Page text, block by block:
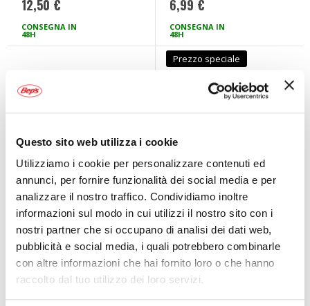
Questo sito web utilizza i cookie
Utilizziamo i cookie per personalizzare contenuti ed
annunci, per fornire funzionalità dei social media e per
analizzare il nostro traffico. Condividiamo inoltre
informazioni sul modo in cui utilizzi il nostro sito con i
nostri partner che si occupano di analisi dei dati web,
pubblicità e social media, i quali potrebbero combinarle
con altre informazioni che hai fornito loro o che hanno
raccolto dal tuo utilizzo dei loro servizi.
12,50 €
CONSEGNA IN
48H
6,99 €
CONSEGNA IN
48H
Ganci cofano
Abarth Look -
LAMPA
LAMPA
11,55 €
CONSEGNA IN
Prezzo speciale
Ganci cofano
Bonnet Clips -
LAMPA
LAMPA
Acciaio Cromato
4,95 €